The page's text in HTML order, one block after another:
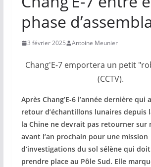
phase
3 février 2025 Antoine Meunier
Chang'E-7 emportera un petit
(CCTV).
Après Chang’E-6 l’année dernière qui
retour d’échantillons lunaires depuis
la Chine ne devrait pas retourner sur
avant l’an prochain pour une mission
d’investigations du sol sélène qui
prendre place au Pôle Sud. Elle